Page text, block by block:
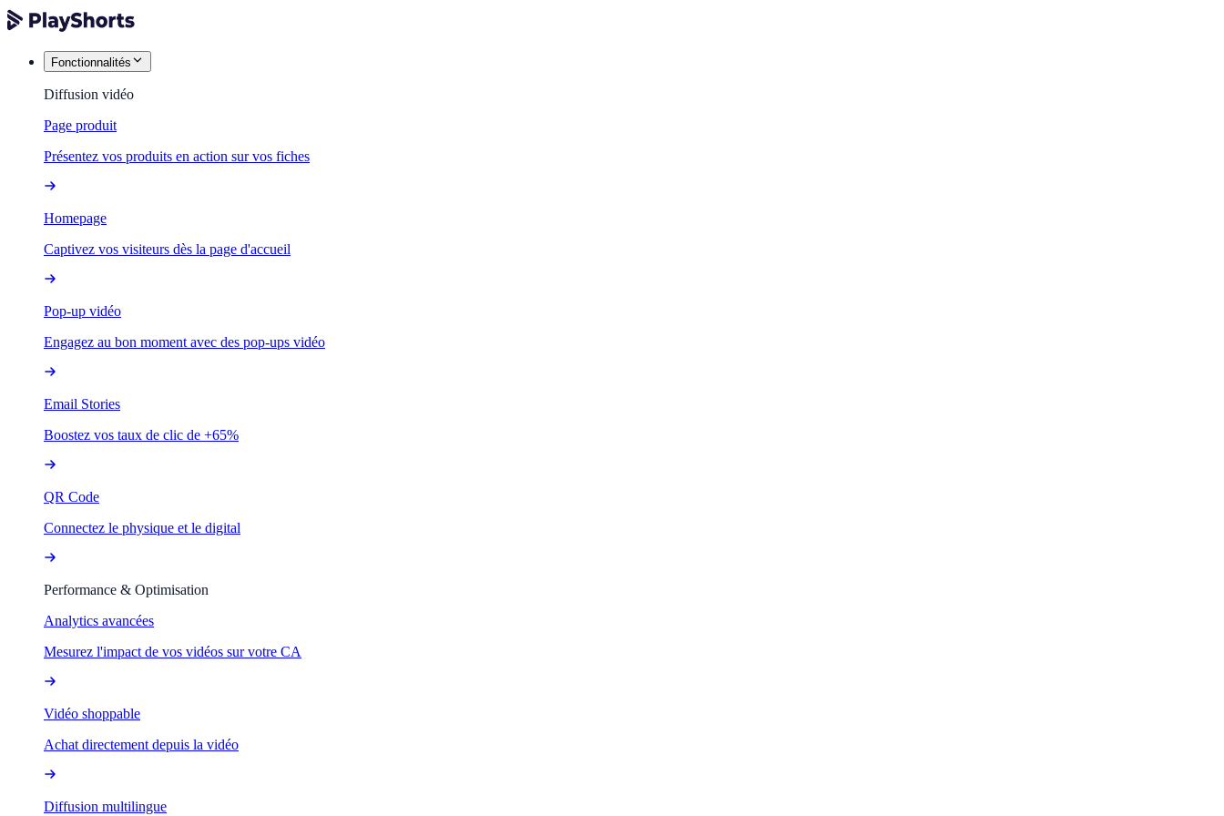
Fonctionnalités
Diffusion vidéo
Page produit
Présentez vos produits en action sur vos fiches
Homepage
Captivez vos visiteurs dès la page d'accueil
Pop-up vidéo
Engagez au bon moment avec des pop-ups vidéo
Email Stories
Boostez vos taux de clic de +65%
QR Code
Connectez le physique et le digital
Performance & Optimisation
Analytics avancées
Mesurez l'impact de vos vidéos sur votre CA
Vidéo shoppable
Achat directement depuis la vidéo
Diffusion multilingue